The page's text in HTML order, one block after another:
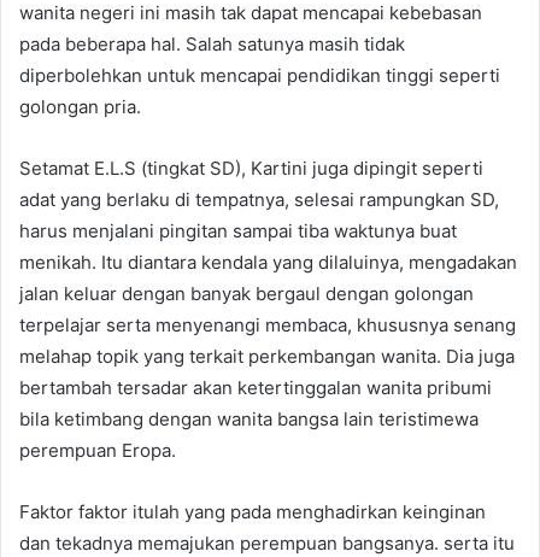
wanita negeri ini masih tak dapat mencapai kebebasan
pada beberapa hal. Salah satunya masih tidak
diperbolehkan untuk mencapai pendidikan tinggi seperti
golongan pria.
Setamat E.L.S (tingkat SD), Kartini juga dipingit seperti
adat yang berlaku di tempatnya, selesai rampungkan SD,
harus menjalani pingitan sampai tiba waktunya buat
menikah. Itu diantara kendala yang dilaluinya, mengadakan
jalan keluar dengan banyak bergaul dengan golongan
terpelajar serta menyenangi membaca, khususnya senang
melahap topik yang terkait perkembangan wanita. Dia juga
bertambah tersadar akan ketertinggalan wanita pribumi
bila ketimbang dengan wanita bangsa lain teristimewa
perempuan Eropa.
Faktor faktor itulah yang pada menghadirkan keinginan
dan tekadnya memajukan perempuan bangsanya. serta itu